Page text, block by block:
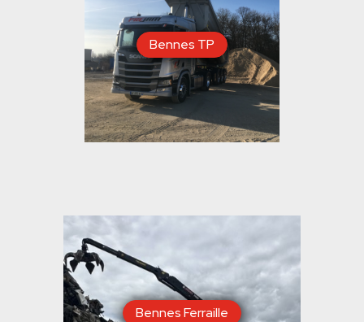
Bennes TP
Bennes Ferraille